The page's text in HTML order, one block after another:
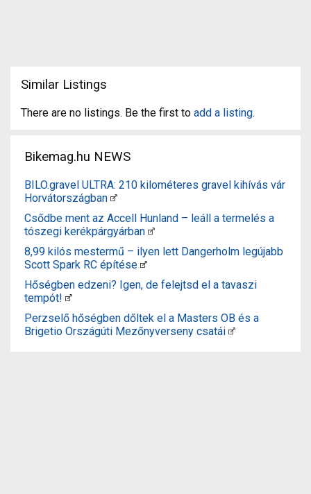
Similar Listings
There are no listings. Be the first to add a listing.
Bikemag.hu NEWS
BILO.gravel ULTRA: 210 kilométeres gravel kihívás vár
Horvátországban
Csődbe ment az Accell Hunland – leáll a termelés a
tószegi kerékpárgyárban
8,99 kilós mestermű – ilyen lett Dangerholm legújabb
Scott Spark RC építése
Hőségben edzeni? Igen, de felejtsd el a tavaszi
tempót!
Perzselő hőségben dőltek el a Masters OB és a
Brigetio Országúti Mezőnyverseny csatái